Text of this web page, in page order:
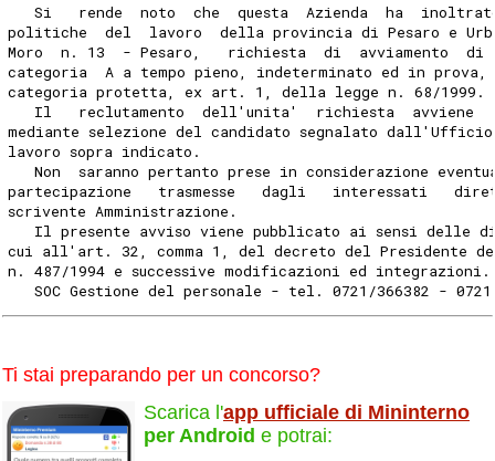
Si   rende  noto  che  questa  Azienda  ha
politiche  del  lavoro  della provincia di Pesaro e
Moro  n. 13  - Pesaro,   richiesta  di  avviamento  di
categoria  A a tempo pieno, indeterminato ed in prova,
categoria protetta, ex art. 1, della legge n. 68/1999.
Il   reclutamento  dell'unita'  richiesta  avviene
mediante selezione del candidato segnalato
lavoro sopra indicato.
Non  saranno pertanto prese in considerazione
partecipazione   trasmesse   dagli   interessati
scrivente Amministrazione.
Il presente avviso viene pubblicato ai sensi delle
cui all'art. 32, comma 1, del decreto del Presidente
n. 487/1994 e successive modificazioni ed integrazioni.
SOC Gestione del personale - tel. 0721/366382 -
Ti stai preparando per un concorso?
Scarica l'app ufficiale di Mininterno
per Android e potrai: